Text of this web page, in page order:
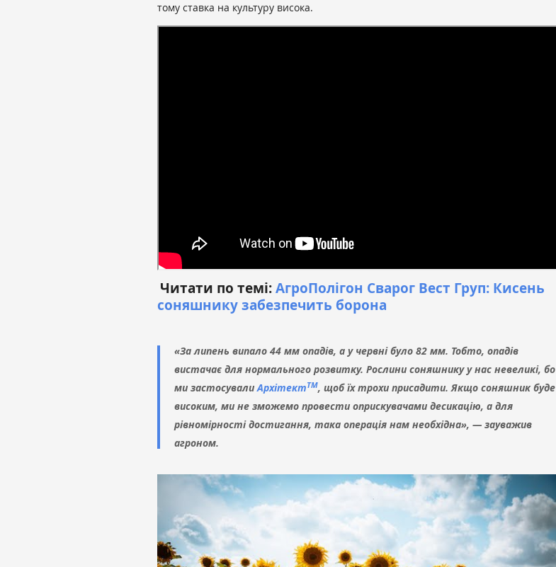
тому ставка на культуру висока.
Читати по темі:АгроПолігон Сварог Вест Груп: Кисень
соняшнику забезпечить борона
«За липень випало 44 мм опадів, а у червні було 82 мм. Тобто, опадів
вистачає для нормального розвитку. Рослини соняшнику у нас невеликі, бо
ми застосувалиАрхітектТМ, щоб їх трохи присадити. Якщо соняшник буде
високим, ми не зможемо провести оприскувачами десикацію, а для
рівномірності достигання, така операція нам необхідна», — зауважив
агроном.